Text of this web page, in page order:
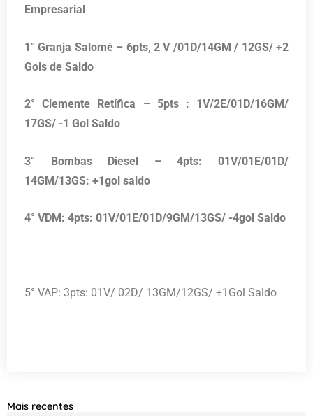
Empresarial
1° Granja Salomé – 6pts, 2 V /01D/14GM / 12GS/ +2
Gols de Saldo
2° Clemente Retífica – 5pts : 1V/2E/01D/16GM/
17GS/ -1 Gol Saldo
3° Bombas Diesel – 4pts: 01V/01E/01D/
14GM/13GS: +1gol saldo
4° VDM: 4pts: 01V/01E/01D/9GM/13GS/ -4gol Saldo
5° VAP: 3pts: 01V/ 02D/ 13GM/12GS/ +1Gol Saldo
Mais recentes